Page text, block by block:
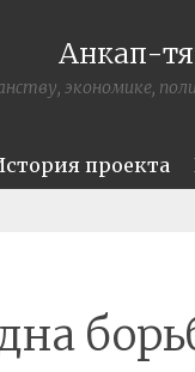
Анкап-
экономике,
проекта